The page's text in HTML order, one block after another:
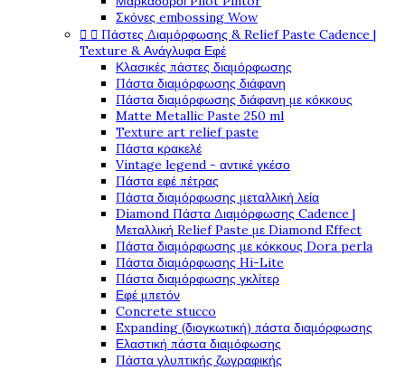
Σκόνες embossing Wow
  Πάστες Διαμόρφωσης & Relief Paste Cadence |
Texture & Ανάγλυφα Εφέ
Κλασικές πάστες διαμόρφωσης
Πάστα διαμόρφωσης διάφανη
Πάστα διαμόρφωσης διάφανη με κόκκους
Matte Metallic Paste 250 ml
Texture art relief paste
Πάστα κρακελέ
Vintage legend - αντικέ γκέσο
Πάστα εφέ πέτρας
Πάστα διαμόρφωσης μεταλλική λεία
Diamond Πάστα Διαμόρφωσης Cadence |
Μεταλλική Relief Paste με Diamond Effect
Πάστα διαμόρφωσης με κόκκους Dora perla
Πάστα διαμόρφωσης Hi-Lite
Πάστα διαμόρφωσης γκλίτερ
Εφέ μπετόν
Concrete stucco
Expanding (διογκωτική) πάστα διαμόρφωσης
Ελαστική πάστα διαμόφωσης
Πάστα γλυπτικής ζωγραφικής